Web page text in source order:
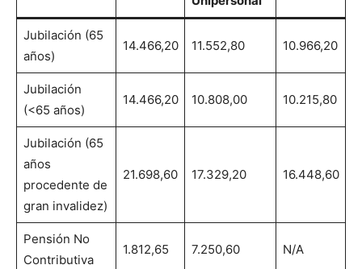
Jubilación (65
años)
14.466,20 11.552,80 10.966,20
Jubilación
(<65 años)
14.466,20 10.808,00 10.215,80
Jubilación (65
años
procedente de
gran invalidez)
21.698,60 17.329,20 16.448,60
Pensión No
Contributiva
1.812,65 7.250,60 N/A